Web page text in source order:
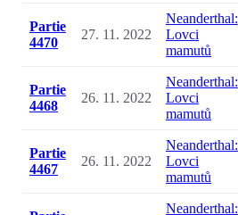
Partie
4470
27. 11. 2022
Neanderthal:
Lovci
mamutů
Partie
4468
26. 11. 2022
Neanderthal:
Lovci
mamutů
Partie
4467
26. 11. 2022
Neanderthal:
Lovci
mamutů
Neanderthal: